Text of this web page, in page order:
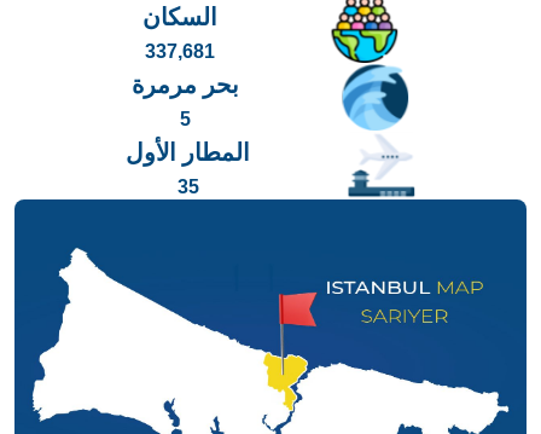
السكان
337,681
بحر مرمرة
5
المطار الأول
35